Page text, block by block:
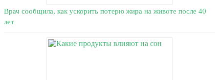
Врач сообщила, как ускорить потерю жира на животе после 40
лет